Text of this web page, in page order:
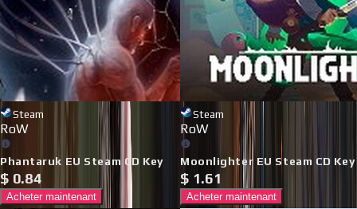
Steam
RoW
Phantaruk EU Steam CD Key
$ 0.84
Acheter maintenant
Steam
RoW
Moonlighter EU Steam CD Key
$ 1.61
Acheter maintenant